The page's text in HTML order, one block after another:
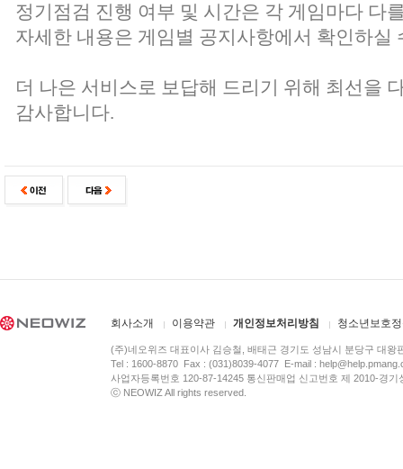
정기점검 진행 여부 및 시간은 각 게임마다 다
자세한 내용은 게임별 공지사항에서 확인하실
더 나은 서비스로 보답해 드리기 위해 최선을
감사합니다.
회사소개 이용약관 개인정보처리방침 청소년보호
(주)네오위즈 대표이사 김승철, 배태근 경기도 성남시 분당구 대왕
Tel : 1600-8870 Fax : (031)8039-4077 E-mail :
사업자등록번호 120-87-14245 통신판매업 신고번호 제 2010-경
ⓒ NEOWIZ All rights reserved.